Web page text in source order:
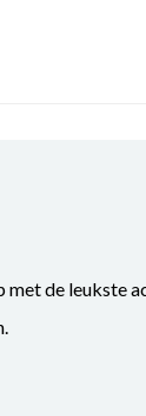
met de leukste